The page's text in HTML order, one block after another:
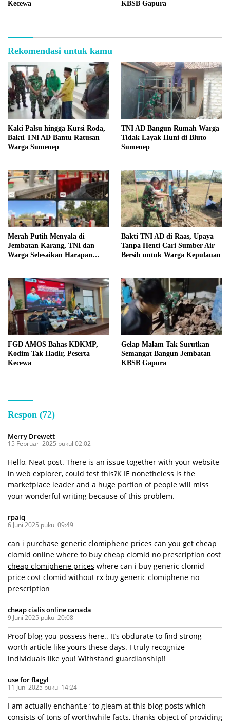
Kecewa KBSB Gapura
Rekomendasi untuk kamu
Kaki Palsu hingga Kursi Roda,
Bakti TNI AD Bantu Ratusan
Warga Sumenep
TNI AD Bangun Rumah Warga
Tidak Layak Huni di Bluto
Sumenep
Merah Putih Menyala di
Jembatan Karang, TNI dan
Warga Selesaikan Harapan
Bakti TNI AD di Raas, Upaya
Tanpa Henti Cari Sumber Air
Bersih untuk Warga Kepulauan
FGD AMOS Bahas KDKMP,
Kodim Tak Hadir, Peserta
Kecewa
Gelap Malam Tak Surutkan
Semangat Bangun Jembatan
KBSB Gapura
Respon (72)
Merry Drewett
15 Februari 2025 pukul 02:02
Hello, Neat post. There is an issue together with your website
in web explorer, could test this?K IE nonetheless is the
marketplace leader and a huge portion of people will miss
your wonderful writing because of this problem.
rpaiq
6 Juni 2025 pukul 09:49
can i purchase generic clomiphene prices can you get cheap
clomid online where to buy cheap clomid no prescription cost
cheap clomiphene prices where can i buy generic clomid
price cost clomid without rx buy generic clomiphene no
prescription
cheap cialis online canada
9 Juni 2025 pukul 20:08
Proof blog you possess here.. It’s obdurate to find strong
worth article like yours these days. I truly recognize
individuals like you! Withstand guardianship!!
use for flagyl
11 Juni 2025 pukul 14:24
I am actually enchant‚e ‘ to gleam at this blog posts which
consists of tons of worthwhile facts, thanks object of providing